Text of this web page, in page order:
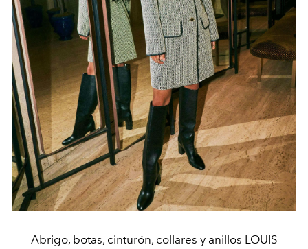
Abrigo, botas, cinturón, collares y anillos LOUIS